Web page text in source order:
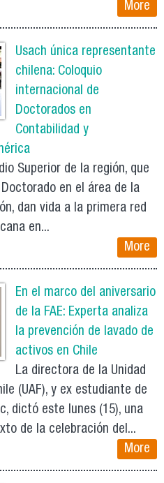
More
Usach única representante
chilena: Coloquio
internacional de
Doctorados en
Contabilidad y
Superior de la región, que
en el área de la
dan vida a la primera red
en...
More
En el marco del aniversario
de la FAE: Experta analiza
la prevención de lavado de
activos en Chile
La directora de la Unidad
(UAF), y ex estudiante de
dictó este lunes (15), una
de la celebración del...
More